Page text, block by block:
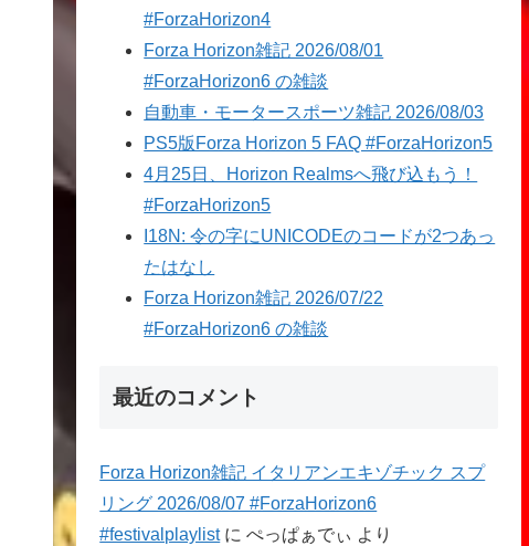
#ForzaHorizon4
Forza Horizon雑記 2026/08/01
#ForzaHorizon6 の雑談
自動車・モータースポーツ雑記 2026/08/03
PS5版Forza Horizon 5 FAQ #ForzaHorizon5
4月25日、Horizon Realmsへ飛び込もう！
#ForzaHorizon5
I18N: 令の字にUNICODEのコードが2つあっ
たはなし
Forza Horizon雑記 2026/07/22
#ForzaHorizon6 の雑談
最近のコメント
Forza Horizon雑記 イタリアンエキゾチック スプ
リング 2026/08/07 #ForzaHorizon6
#festivalplaylistにぺっぱぁでぃ より